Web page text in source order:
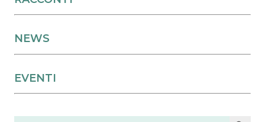
NEWS
EVENTI
Search Search Button